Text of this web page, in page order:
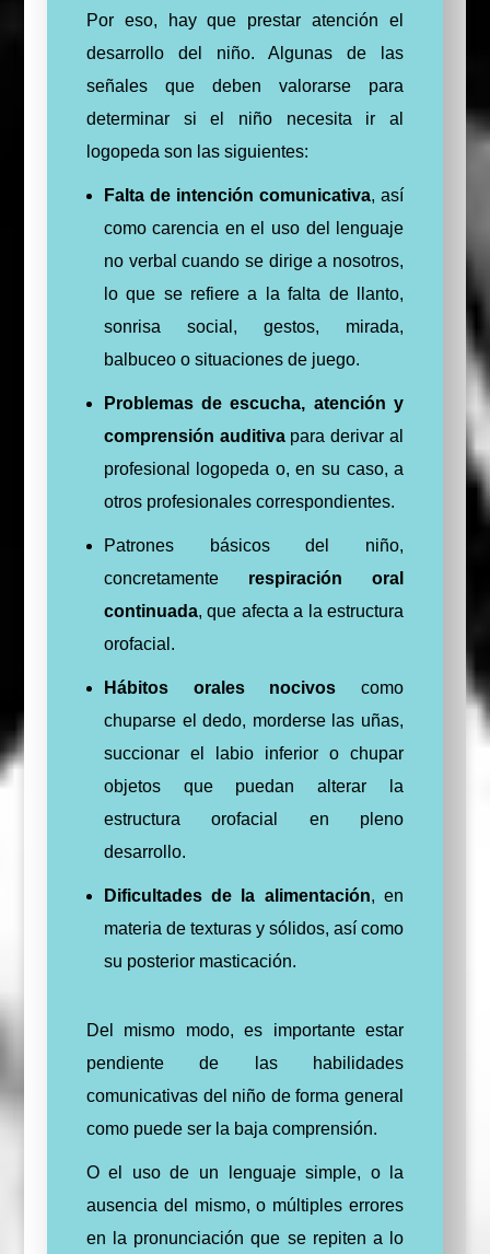
Por eso, hay que prestar atención el
desarrollo del niño. Algunas de las
señales que deben valorarse para
determinar si el niño necesita ir al
logopeda son las siguientes:
Falta de intención comunicativa, así
como carencia en el uso del lenguaje
no verbal cuando se dirige a nosotros,
lo que se refiere a la falta de llanto,
sonrisa social, gestos, mirada,
balbuceo o situaciones de juego.
Problemas de escucha, atención y
comprensión auditivapara derivar al
profesional logopeda o, en su caso, a
otros profesionales correspondientes.
Patrones básicos del niño,
concretamente respiración oral
continuada, que afecta a la estructura
orofacial.
Hábitos orales nocivos como
chuparse el dedo, morderse las uñas,
succionar el labio inferior o chupar
objetos que puedan alterar la
estructura orofacial en pleno
desarrollo.
Dificultades de la alimentación, en
materia de texturas y sólidos, así como
su posterior masticación.
Del mismo modo, es importante estar
pendiente de las habilidades
comunicativas del niño de forma general
como puede ser la baja comprensión.
O el uso de un lenguaje simple, o la
ausencia del mismo, o múltiples errores
en la pronunciación que se repiten a lo